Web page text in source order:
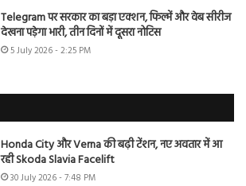
Telegram पर सरकार का बड़ा एक्शन, फिल्में और वेब सीरीज
देखना पड़ेगा भारी, तीन दिनों में दूसरा नोटिस
5 July 2026 - 2:25 PM
Honda City और Verna की बढ़ी टेंशन, नए अवतार में आ
रही Skoda Slavia Facelift
30 July 2026 - 7:48 PM